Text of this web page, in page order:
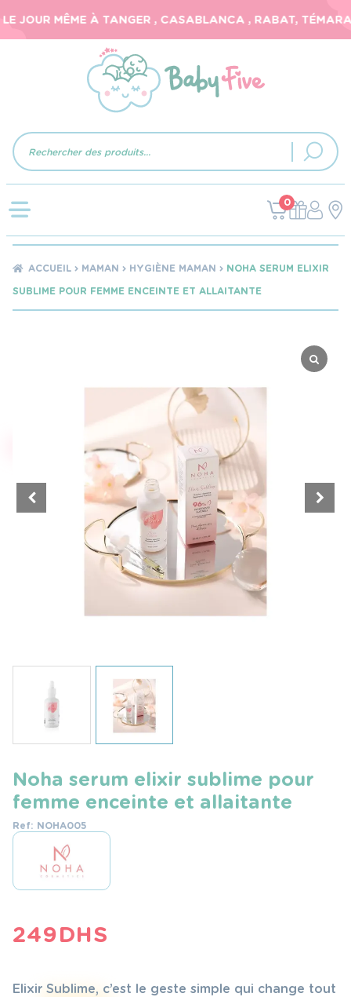
MÊME À TANGER , CASABLANCA , RABAT, TÉMARA,
Recherche
de
produits
0
ACCUEIL MAMAN HYGIÈNE MAMAN
NOHA SERUM ELIXIR
SUBLIME POUR FEMME ENCEINTE ET ALLAITANTE
Noha serum elixir sublime pour
femme enceinte et allaitante
Ref: NOHA005
249DHS
Elixir Sublime, c’est le geste simple qui change tout